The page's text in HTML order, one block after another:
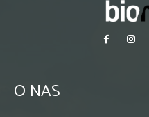
O NAS